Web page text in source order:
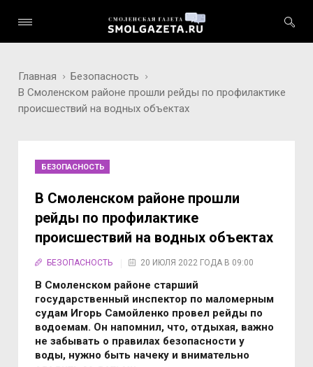
Главная
Безопасность
В Смоленском районе прошли рейды по профилактике
происшествий на водных объектах
БЕЗОПАСНОСТЬ
В Смоленском районе прошли
рейды по профилактике
происшествий на водных объектах
БЕЗОПАСНОСТЬ 20 ИЮЛЯ 2022 ГОДА В 09:00
В Смоленском районе старший
государственный инспектор по маломерным
судам Игорь Самойленко провел рейды по
водоемам. Он напомнил, что, отдыхая, важно
не забывать о правилах безопасности у
воды, нужно быть начеку и внимательно